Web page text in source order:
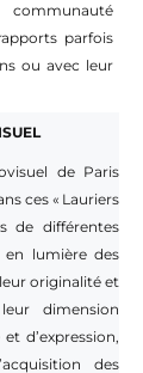
parfois
ou avec leur
de Paris
ces « Lauriers
de différentes
lumière des
originalité et
dimension
d’expression,
des